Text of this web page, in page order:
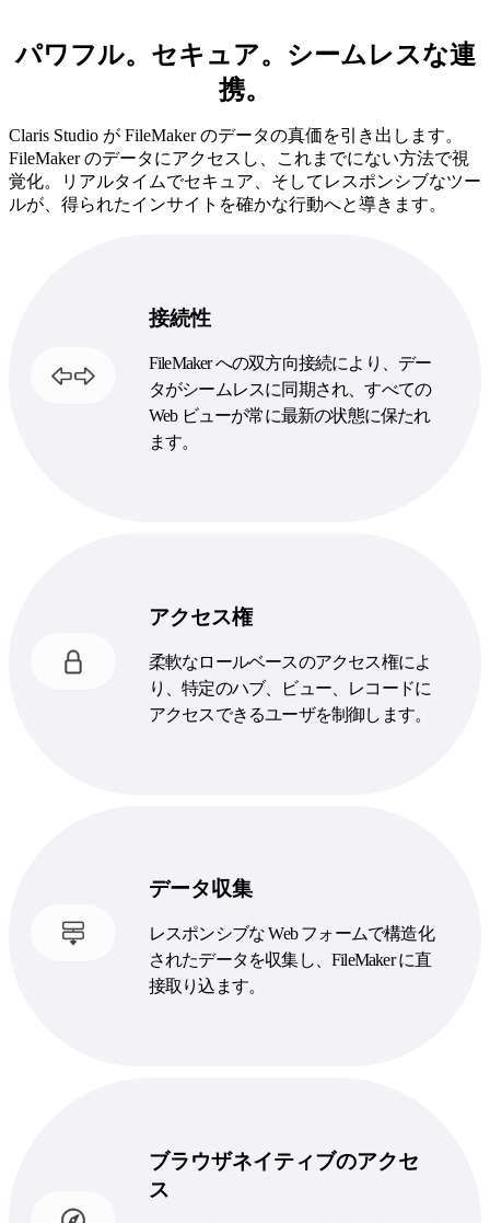
パワフル。セキュア。シームレスな連
携。
Claris Studio が FileMaker のデータの真価を引き出します。
FileMaker のデータにアクセスし、これまでにない方法で視
覚化。リアルタイムでセキュア、そしてレスポンシブなツー
ルが、得られたインサイトを確かな行動へと導きます。
接続性
FileMaker への双方向接続により、デー
タがシームレスに同期され、すべての
Web ビューが常に最新の状態に保たれ
ます。
アクセス権
柔軟なロールベースのアクセス権によ
り、特定のハブ、ビュー、レコードに
アクセスできるユーザを制御します。
データ収集
レスポンシブな Web フォームで構造化
されたデータを収集し、FileMaker に直
接取り込ます。
ブラウザネイティブのアクセ
ス